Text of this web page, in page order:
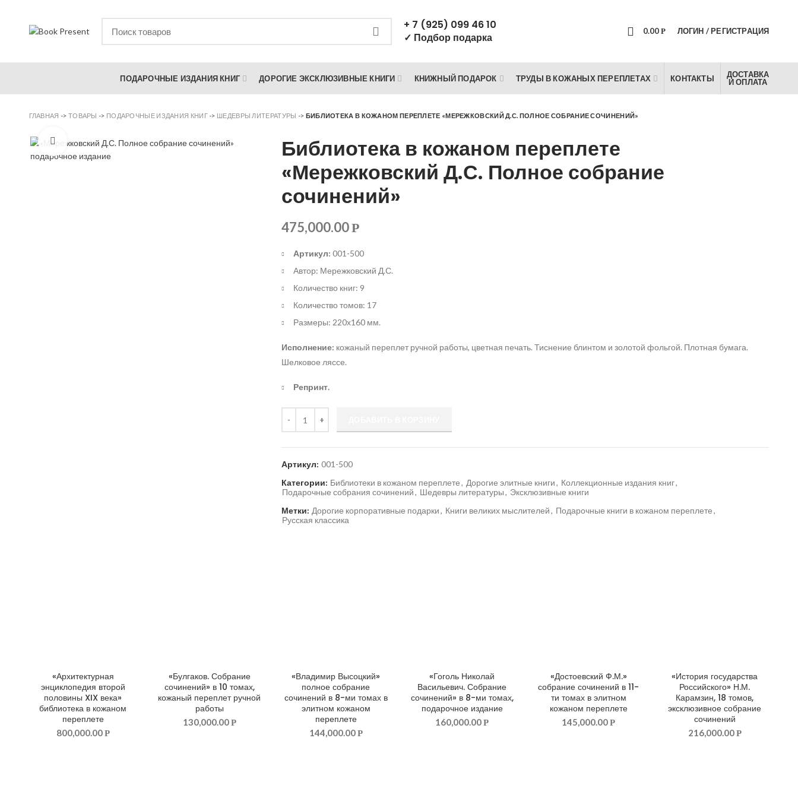
+ 7 (925) 099 46 10
✓ Подбор подарка
0.00 Р ЛОГИН / РЕГИСТРАЦИЯ
ПОДАРОЧНЫЕ ИЗДАНИЯ КНИГ ДОРОГИЕ ЭКСКЛЮЗИВНЫЕ КНИГИ КНИЖНЫЙ ПОДАРОК ТРУДЫ В КОЖАНЫХ ПЕРЕПЛЕТАХ КОНТАКТЫ
ДОСТАВКА
И ОПЛАТА
ГЛАВНАЯ -> ТОВАРЫ -> ПОДАРОЧНЫЕ ИЗДАНИЯ КНИГ-> ШЕДЕВРЫ ЛИТЕРАТУРЫ -> БИБЛИОТЕКА В КОЖАНОМ ПЕРЕПЛЕТЕ «МЕРЕЖКОВСКИЙ Д.С. ПОЛНОЕ СОБРАНИЕ СОЧИНЕНИЙ»
Увеличить
Библиотека в кожаном переплете
«Мережковский Д.С. Полное собрание
сочинений»
475,000.00Р
Артикул: 001-500
Автор: Мережковский Д.С.
Количество книг: 9
Количество томов: 17
Размеры: 220х160 мм.
Исполнение: кожаный переплет ручной работы, цветная печать. Тиснение блинтом и золотой фольгой. Плотная бумага.
Шелковое ляссе.
Репринт.
Артикул: 001-500
Категории: Библиотеки в кожаном переплете, Дорогие элитные книги, Коллекционные издания книг,
Подарочные собрания сочинений, Шедевры литературы, Эксклюзивные книги
Метки: Дорогие корпоративные подарки, Книги великих мыслителей, Подарочные книги в кожаном переплете,
Русская классика
ДОБАВИТЬ В КОРЗИНУ
«Архитектурная
энциклопедия второй
половины XIX века»
библиотека в кожаном
переплете
800,000.00Р
ДОБАВИТЬ В КОРЗИНУ
«Булгаков. Собрание
сочинений» в 10 томах,
кожаный переплет ручной
работы
130,000.00Р
ДОБАВИТЬ В КОРЗИНУ
«Владимир Высоцкий»
полное собрание
сочинений в 8-ми томах в
элитном кожаном
переплете
144,000.00Р
ДОБАВИТЬ В КОРЗИНУ
«Гоголь Николай
Васильевич. Собрание
сочинений» в 8-ми томах,
подарочное издание
160,000.00Р
ДОБАВИТЬ В КОРЗИНУ
«Достоевский Ф.М.»
собрание сочинений в 11-
ти томах в элитном
кожаном переплете
145,000.00Р
ДОБАВИТЬ В КОРЗИНУ
«История государства
Российского» Н.М.
Карамзин, 18 томов,
эксклюзивное собрание
сочинений
216,000.00Р